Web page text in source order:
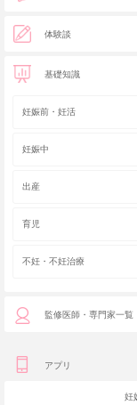
体験談
基礎知識
妊娠前・妊活
妊娠中
出産
育児
不妊・不妊治療
監修医師・専門家一覧
アプリ
妊